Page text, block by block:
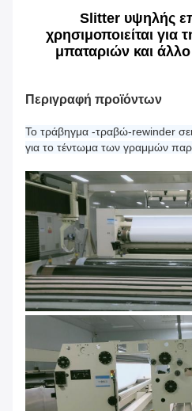
Slitter υψηλής
χρησιμοποιείται για
μπαταριών και
Περιγραφή προϊόντων
Το τράβηγμα -τραβώ-rewinder
για το τέντωμα των γραμμών